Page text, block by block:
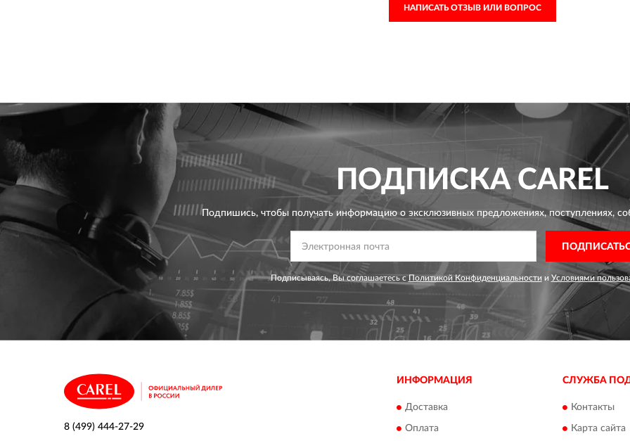
НАПИСАТЬ ОТЗЫВ ИЛИ ВОПРОС
ПОДПИСКАCAREL
Подпишись, чтобы получать информацию о эксклюзивных предложениях,поступлениях,
Подписываясь, Вы соглашаетесь сПолитикой Конфиденциальности и Условиями
8 (499) 444-27-29
ИНФОРМАЦИЯ
Доставка
Оплата
СЛУЖБА
Контакты
Карта сайта